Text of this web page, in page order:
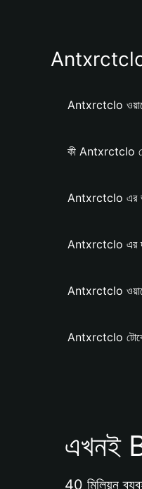
Antxrctclo
Antxrctclo
কী Antxrctclo
Antxrctclo এর
Antxrctclo এর
Antxrctclo
Antxrctclo
এখনই
40 মিলিয়ন